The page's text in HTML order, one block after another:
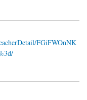
FGiFWOnNK